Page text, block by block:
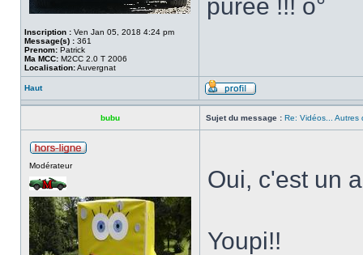
Inscription : Ven Jan 05, 2018 4:24 pm
Message(s) : 361
Prenom: Patrick
Ma MCC: M2CC 2.0 T 2006
Localisation:Auvergnat
purée !!! o°
Haut
bubu Sujet du message : Re: Vidéos... Autres
Modérateur
Oui, c'est un
Youpi!!